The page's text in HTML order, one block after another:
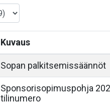
Kuvaus
Sopan palkitsemissäännöt
Sponsorisopimuspohja
tilinumero